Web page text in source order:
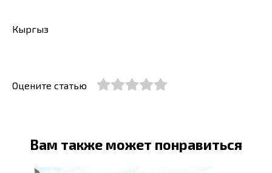
Кыргыз
Оцените статью
Вам также может понравиться